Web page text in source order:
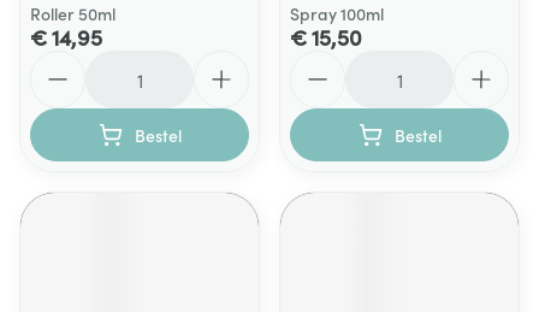
Roller 50ml
€ 14,95
Bestel
Spray 100ml
€ 15,50
Bestel